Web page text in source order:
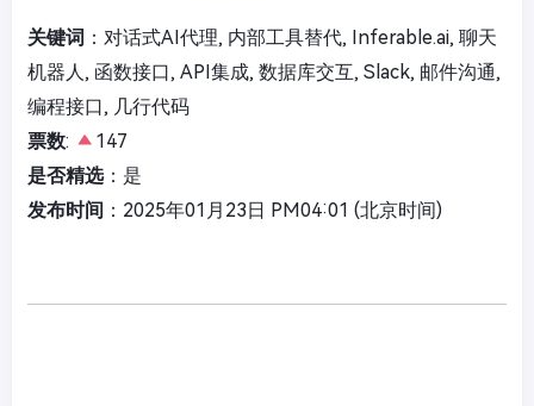
关键词 ：对话式AI代理, 内部工具替代, Inferable.ai, 聊天
机器人, 函数接口, API集成, 数据库交互, Slack, 邮件沟通,
编程接口, 几行代码
票数:
147
是否精选：是
发布时间 ：2025年01月23日 PM04:01 (北京时间)